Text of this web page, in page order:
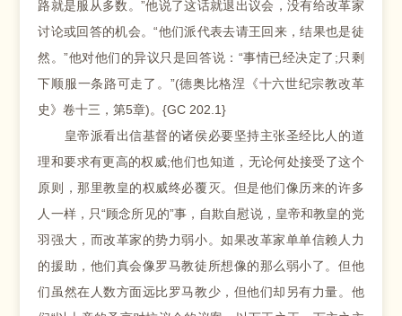
路就是服从多数。”他说了这话就退出议会，没有给改革家
讨论或回答的机会。“他们派代表去请王回来，结果也是徒
然。”他对他们的异议只是回答说：“事情已经决定了;只剩
下顺服一条路可走了。”(德奥比格涅《十六世纪宗教改革
史》卷十三，第5章)。{GC 202.1}
皇帝派看出信基督的诸侯必要坚持主张圣经比人的道
理和要求有更高的权威;他们也知道，无论何处接受了这个
原则，那里教皇的权威终必覆灭。但是他们像历来的许多
人一样，只“顾念所见的”事，自欺自慰说，皇帝和教皇的党
羽强大，而改革家的势力弱小。如果改革家单单信赖人力
的援助，他们真会像罗马教徒所想像的那么弱小了。但他
们虽然在人数方面远比罗马教少，但他们却另有力量。他